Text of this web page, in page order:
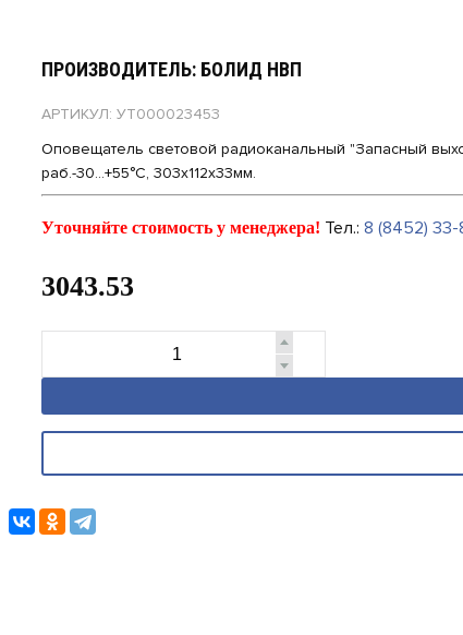
ПРОИЗВОДИТЕЛЬ: БОЛИД НВП
АРТИКУЛ: УТ000023453
Оповещатель световой радиоканальный "Запасный
раб.-30...+55°С, 303х112х33мм.
Уточняйте стоимость у менеджера! Тел.: 8 (8452) 33-
3043.53